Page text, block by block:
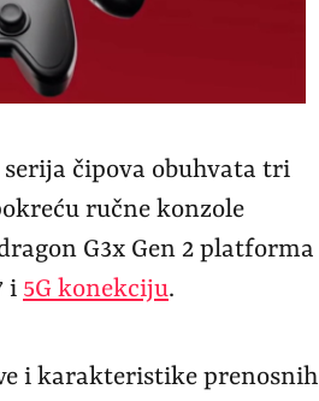
čipova obuhvata tri
ručne konzole
G3x Gen 2 platforma
i 5G konekciju.
i karakteristike prenosnih